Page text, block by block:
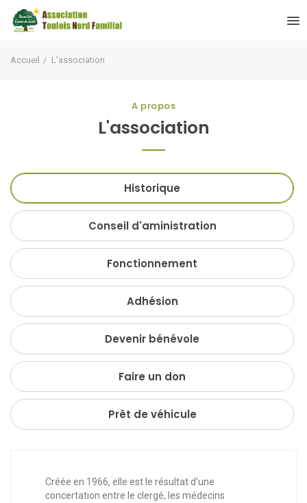
Accueil L'association
A propos
L'association
Historique
Conseil d'aministration
Fonctionnement
Adhésion
Devenir bénévole
Faire un don
Prêt de véhicule
Créée en 1966, elle est le résultat d'une
concertation entre le clergé, les médecins